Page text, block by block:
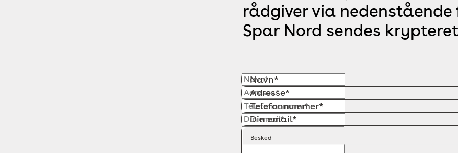
rådgiver via
Spar Nord sendes
Navn*
Adresse*
Telefonnummer*
Din email*
Besked